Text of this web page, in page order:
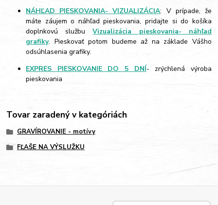
NÁHĽAD PIESKOVANIA- VIZUALIZÁCIA: V prípade, že
máte záujem o náhľad pieskovania, pridajte si do košíka
doplnkovú službuVizualizácia pieskovania- náhľad
grafiky. Pieskovať potom budeme až na základe Vášho
odsúhlasenia grafiky.
EXPRES PIESKOVANIE DO 5 DNÍ- zrýchlená výroba
pieskovania
Tovar zaradený v kategóriách
GRAVÍROVANIE - motívy
FĽAŠE NA VÝSLUŽKU